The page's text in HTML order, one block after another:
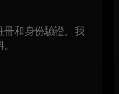
冊和身份驗證。我